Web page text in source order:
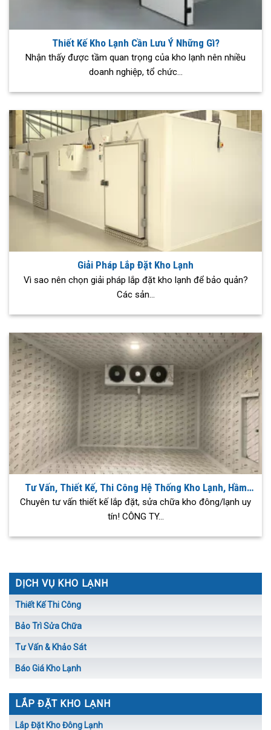
Thiết Kế Kho Lạnh Cần Lưu Ý Những Gì?
Nhận thấy được tầm quan trọng của kho lạnh nên nhiều
doanh nghiệp, tổ chức...
Giải Pháp Lắp Đặt Kho Lạnh
Vì sao nên chọn giải pháp lắp đặt kho lạnh để bảo quản?
Các sản...
Tư Vấn, Thiết Kế, Thi Công Hệ Thống Kho Lạnh, Hầm
Đông, Iqf, Điều Hòa Không Khí
Chuyên tư vấn thiết kế lắp đặt, sửa chữa kho đông/lạnh uy
tín! CÔNG TY...
DỊCH VỤ KHO LẠNH
Thiết Kế Thi Công
Bảo Trì Sửa Chữa
Tư Vấn & Khảo Sát
Báo Giá Kho Lạnh
LẮP ĐẶT KHO LẠNH
Lắp Đặt Kho Đông Lạnh